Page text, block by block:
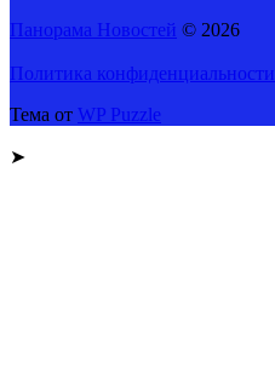
Панорама Новостей © 2026
Политика конфиденциальности
Тема от WP Puzzle
➤